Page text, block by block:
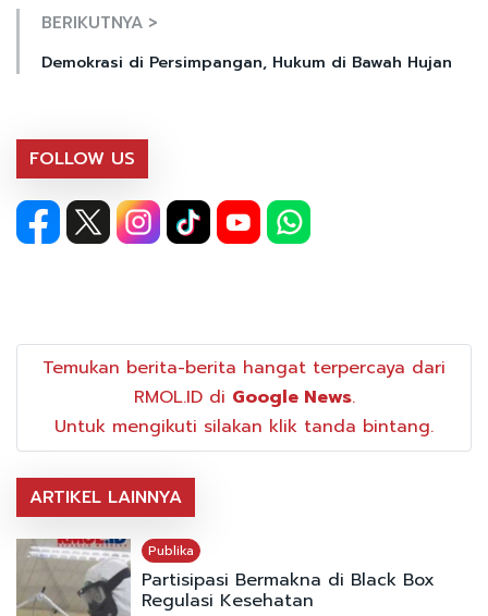
BERIKUTNYA >
Demokrasi di Persimpangan, Hukum di Bawah Hujan
FOLLOW US
Temukan berita-berita hangat terpercaya dari
RMOL.ID di Google News.
Untuk mengikuti silakan klik tanda bintang.
ARTIKEL LAINNYA
Publika
Partisipasi Bermakna di Black Box
Regulasi Kesehatan